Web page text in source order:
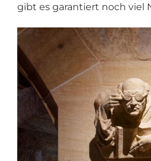
gibt es garantiert noch viel